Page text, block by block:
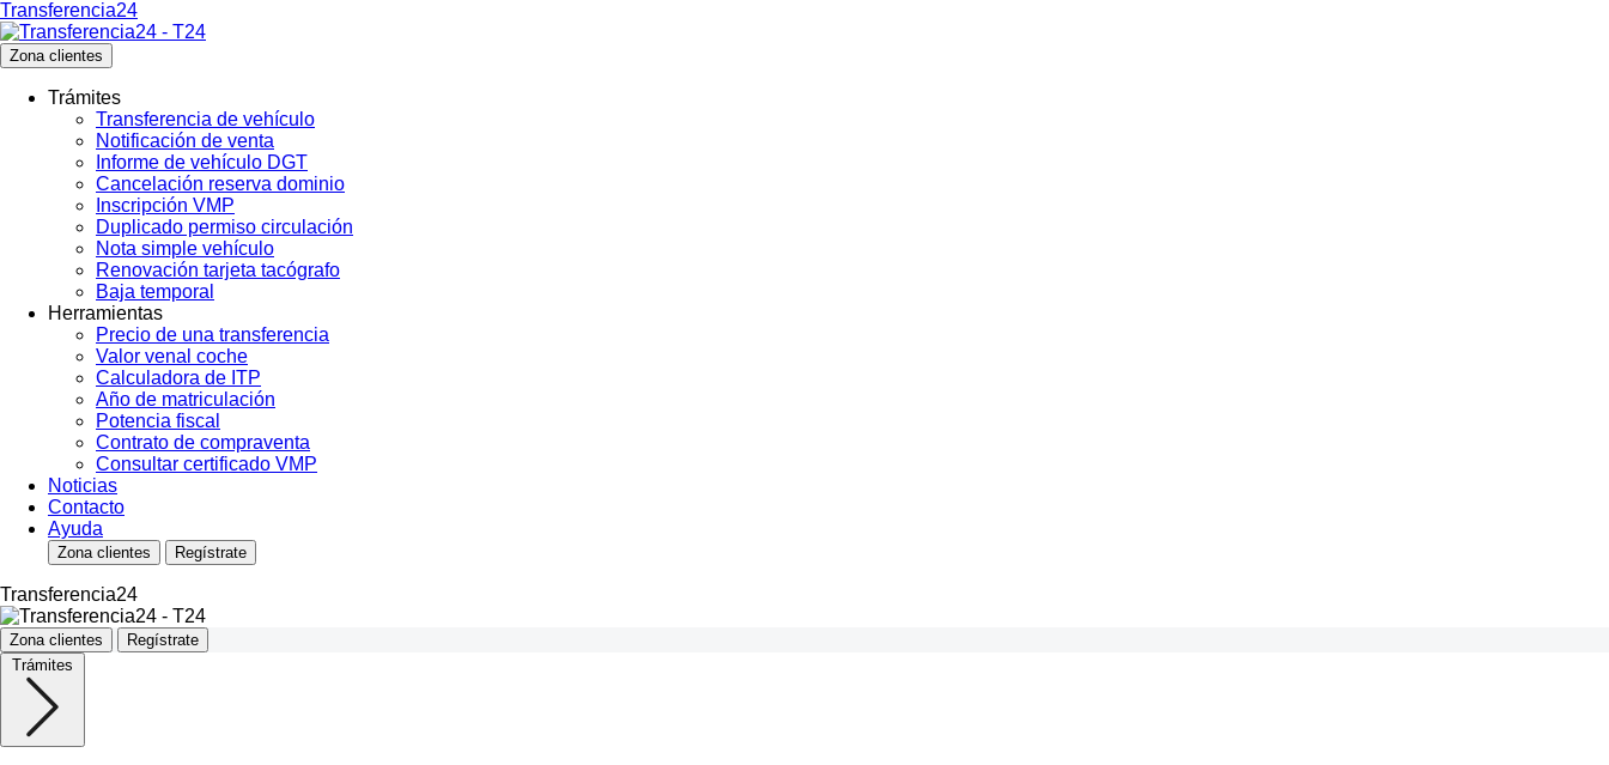
Transferencia24
Zona clientes
Trámites
Transferencia de vehículo
Notificación de venta
Informe de vehículo DGT
Cancelación reserva dominio
Inscripción VMP
Duplicado permiso circulación
Nota simple vehículo
Renovación tarjeta tacógrafo
Baja temporal
Herramientas
Precio de una transferencia
Valor venal coche
Calculadora de ITP
Año de matriculación
Potencia fiscal
Contrato de compraventa
Consultar certificado VMP
Noticias
Contacto
Ayuda
Zona clientes Regístrate
Transferencia24
Zona clientes
Regístrate
Trámites